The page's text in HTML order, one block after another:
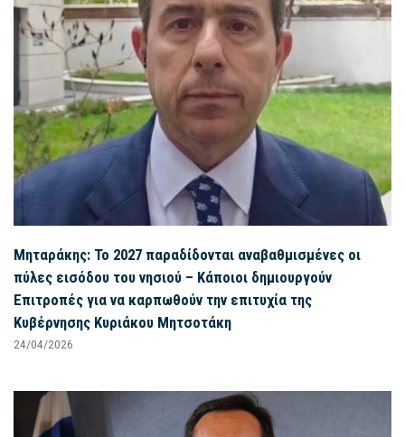
Μηταράκης: Το 2027 παραδίδονται αναβαθμισμένες οι
πύλες εισόδου του νησιού – Κάποιοι δημιουργούν
Επιτροπές για να καρπωθούν την επιτυχία της
Κυβέρνησης Κυριάκου Μητσοτάκη
24/04/2026